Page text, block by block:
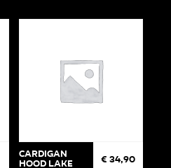
Cardigan
Hood Lake € 34,90